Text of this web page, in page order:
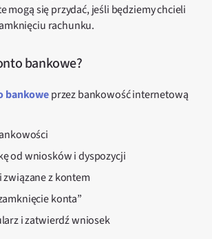
mogą się przydać, jeśli będziemy chcieli
rachunku.
bankowe?
bankoweprzez bankowość internetową
od wniosków i dyspozycji
z kontem
konta”
i zatwierdź wniosek